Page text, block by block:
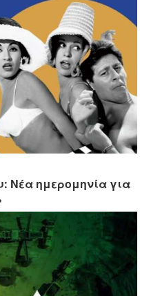
Νέα ημερομηνία για